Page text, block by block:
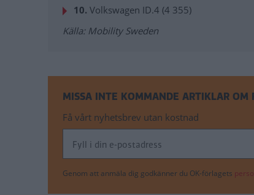
10. Volkswagen ID.4 (4 355)
Källa: Mobility Sweden
MISSA INTE KOMMANDE ARTIKLAR OM
Få vårt nyhetsbrev utan kostnad
Genom att anmäla dig godkänner du OK-förlagets